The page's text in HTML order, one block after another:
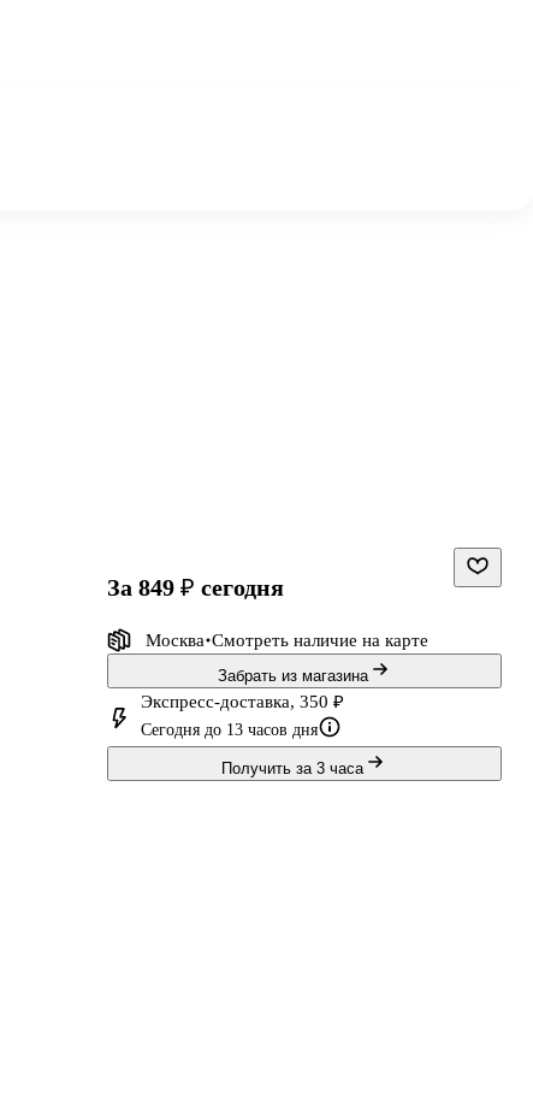
за 849 ₽ сегодня
Москва Смотреть наличие на карте
Забрать из магазина
Экспресс-доставка, 350 ₽
Сегодня до 13 часов дня
Получить за 3 часа